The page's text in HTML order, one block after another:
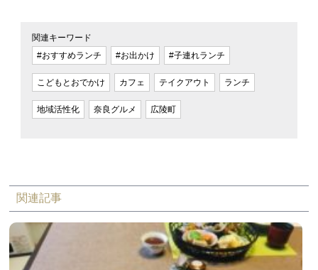
関連キーワード
#おすすめランチ
#お出かけ #子連れランチ
こどもとおでかけ カフェ テイクアウト ランチ
地域活性化 奈良グルメ 広陵町
関連記事